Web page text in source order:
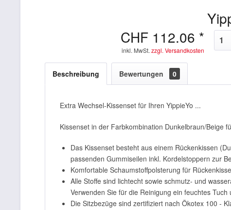
CHF 112.06 *
inkl. MwSt. zzgl. Versandkosten
Beschreibung Bewertungen 0
Extra Wechsel-Kissenset für Ihren YippieYo ...
Kissenset in der Farbkombination Dunkelbraun/Beige
Das Kissenset besteht aus einem Rückenkissen
passenden Gummiseilen inkl. Kordelstoppern zur
Komfortable Schaumstoffpolsterung für
Alle Stoffe sind lichtecht sowie schmutz- und
Verwenden Sie für die Reinigung ein feuchtes
Die Sitzbezüge sind zertifiziert nach Ökotex 100 -